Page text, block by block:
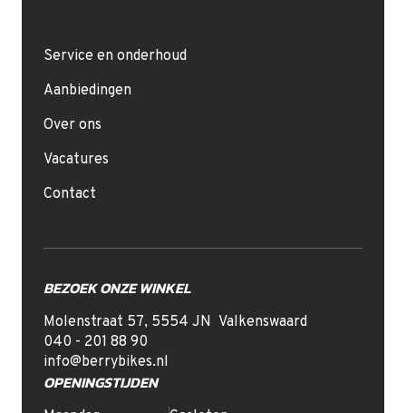
Service en onderhoud
Aanbiedingen
Over ons
Vacatures
Contact
BEZOEK ONZE WINKEL
Molenstraat 57, 5554 JN Valkenswaard
040 - 201 88 90
info@berrybikes.nl
OPENINGSTIJDEN